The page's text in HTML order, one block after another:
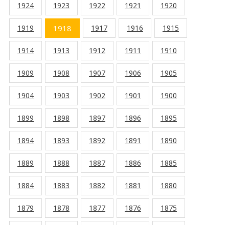
1924 1923 1922 1921 1920
1919 1918 1917 1916 1915
1914 1913 1912 1911 1910
1909 1908 1907 1906 1905
1904 1903 1902 1901 1900
1899 1898 1897 1896 1895
1894 1893 1892 1891 1890
1889 1888 1887 1886 1885
1884 1883 1882 1881 1880
1879 1878 1877 1876 1875